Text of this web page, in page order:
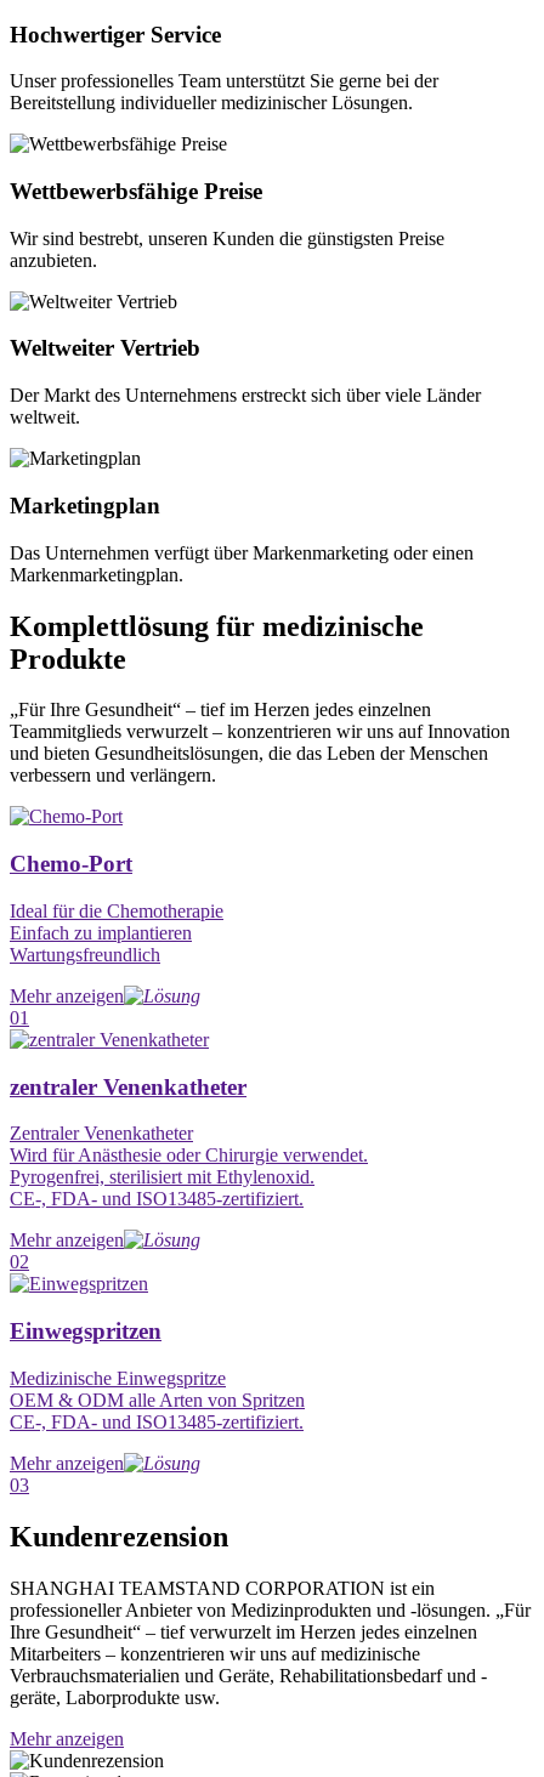
Hochwertiger Service
Unser professionelles Team unterstützt Sie gerne bei der
Bereitstellung individueller medizinischer Lösungen.
Wettbewerbsfähige Preise
Wir sind bestrebt, unseren Kunden die günstigsten Preise
anzubieten.
Weltweiter Vertrieb
Der Markt des Unternehmens erstreckt sich über viele Länder
weltweit.
Marketingplan
Das Unternehmen verfügt über Markenmarketing oder einen
Markenmarketingplan.
Komplettlösung für medizinische
Produkte
„Für Ihre Gesundheit“ – tief im Herzen jedes einzelnen
Teammitglieds verwurzelt – konzentrieren wir uns auf Innovation
und bieten Gesundheitslösungen, die das Leben der Menschen
verbessern und verlängern.
Chemo-Port
Ideal für die Chemotherapie
Einfach zu implantieren
Wartungsfreundlich
Mehr anzeigen
01
zentraler Venenkatheter
Zentraler Venenkatheter
Wird für Anästhesie oder Chirurgie verwendet.
Pyrogenfrei, sterilisiert mit Ethylenoxid.
CE-, FDA- und ISO13485-zertifiziert.
Mehr anzeigen
02
Einwegspritzen
Medizinische Einwegspritze
OEM & ODM alle Arten von Spritzen
CE-, FDA- und ISO13485-zertifiziert.
Mehr anzeigen
03
Kundenrezension
SHANGHAI TEAMSTAND CORPORATION ist ein
professioneller Anbieter von Medizinprodukten und -lösungen. „Für
Ihre Gesundheit“ – tief verwurzelt im Herzen jedes einzelnen
Mitarbeiters – konzentrieren wir uns auf medizinische
Verbrauchsmaterialien und Geräte, Rehabilitationsbedarf und -
geräte, Laborprodukte usw.
Mehr anzeigen